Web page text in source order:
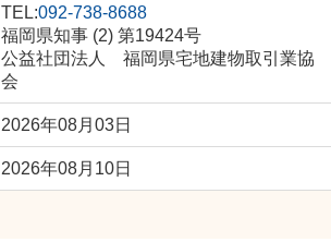
TEL:092-738-8688
福岡県知事 (2) 第19424号
公益社団法人 福岡県宅地建物取引業協
会
2026年08月03日
2026年08月10日